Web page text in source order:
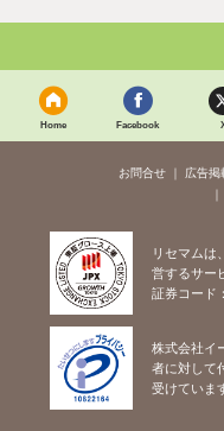
Home Facebook
お問合せ 広告掲
リセマムは
営するサー
証券コード
株式会社イ
者に対して
受けていま